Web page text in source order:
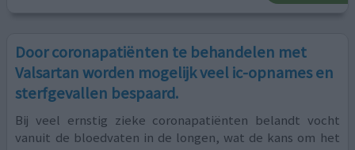
Door coronapatiënten te behandelen met
Valsartan worden mogelijk veel ic-opnames en
sterfgevallen bespaard.
Bij veel ernstig zieke coronapatiënten belandt vocht
vanuit de bloedvaten in de longen, wat de kans om het